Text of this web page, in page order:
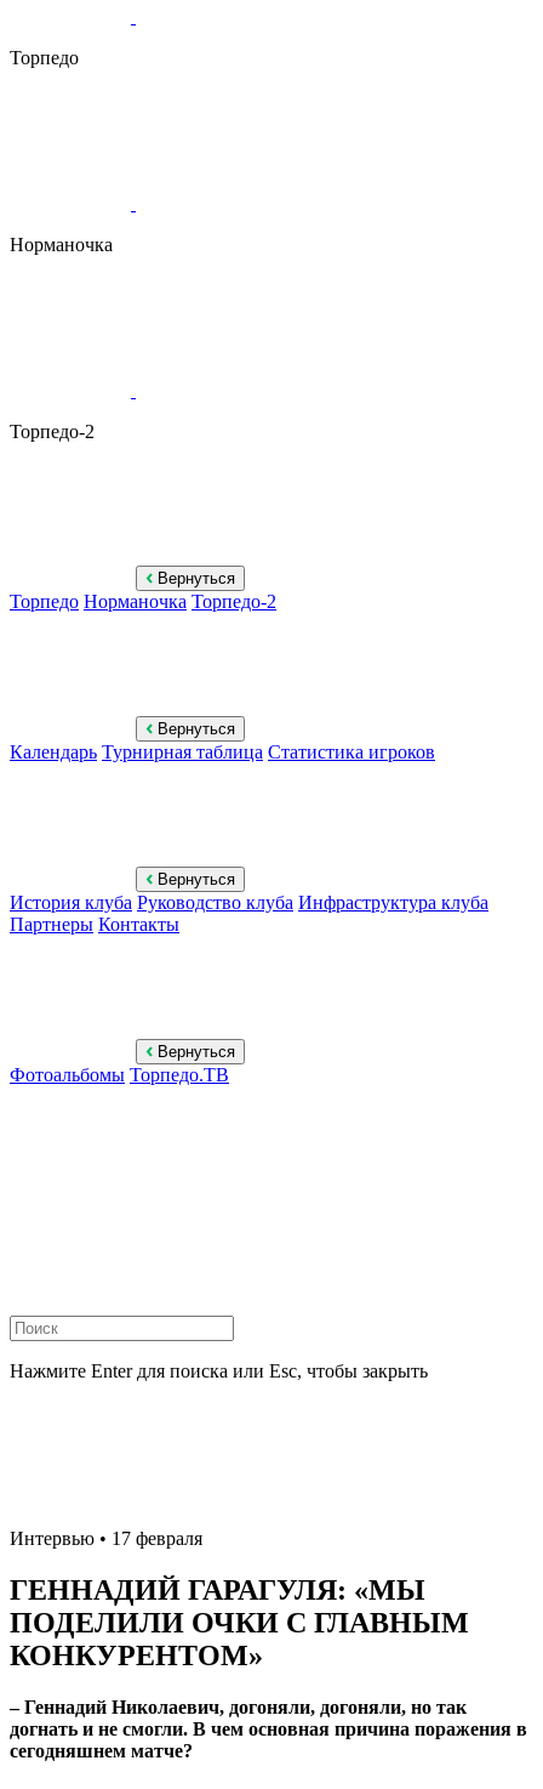
Торпедо
Норманочка
Торпедо-2
Вернуться
Торпедо Норманочка Торпедо-2
Вернуться
Календарь Турнирная таблица Статистика игроков
Вернуться
История клуба Руководство клуба Инфраструктура клуба
Партнеры Контакты
Вернуться
Фотоальбомы Торпедо.ТВ
Нажмите Enter для поиска или Esc, чтобы закрыть
Интервью • 17 февраля
ГЕННАДИЙ ГАРАГУЛЯ: «МЫ
ПОДЕЛИЛИ ОЧКИ С ГЛАВНЫМ
КОНКУРЕНТОМ»
– Геннадий Николаевич, догоняли, догоняли, но так
догнать и не смогли. В чем основная причина поражения в
сегодняшнем матче?